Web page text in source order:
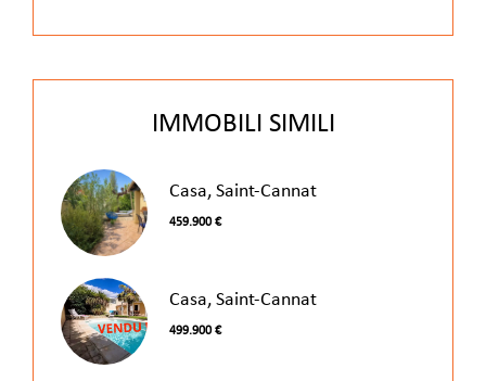
IMMOBILI SIMILI
Casa, Saint-Cannat
459.900 €
Casa, Saint-Cannat
499.900 €